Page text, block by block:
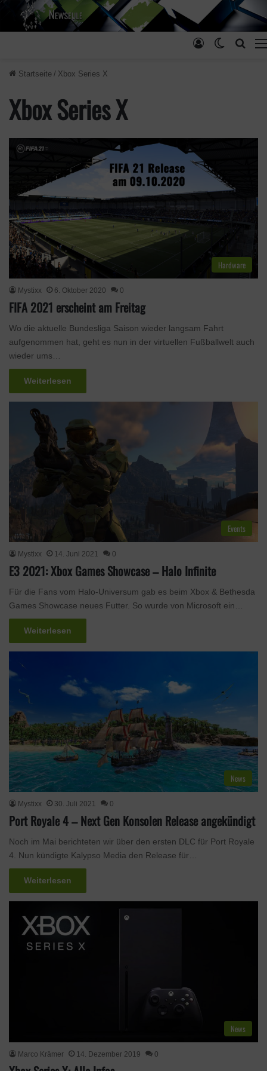
Skin
Anmelden
Startseite / Xbox Series X
Xbox Series X
Hardware
Mystixx 6. Oktober 2020 0
FIFA 2021 erscheint am Freitag
Wo die aktuelle Bundesliga Saison wieder langsam Fahrt
aufgenommen hat, geht es nun in der virtuellen Fußballwelt auch
wieder ums…
Weiterlesen
Events
Mystixx 14. Juni 2021 0
E3 2021: Xbox Games Showcase – Halo Infinite
Für die Fans vom Halo-Universum gab es beim Xbox & Bethesda
Games Showcase neues Futter. So wurde von Microsoft ein…
Weiterlesen
News
Mystixx 30. Juli 2021 0
Port Royale 4 – Next Gen Konsolen Release angekündigt
Noch im Mai berichteten wir über den ersten DLC für Port Royale
4. Nun kündigte Kalypso Media den Release für…
Weiterlesen
News
Marco Krämer 14. Dezember 2019 0